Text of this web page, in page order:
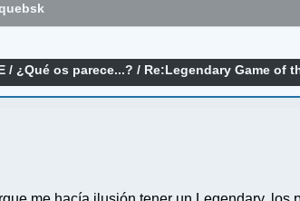
/¿Qué os parece...? / Re:Legendary Game of